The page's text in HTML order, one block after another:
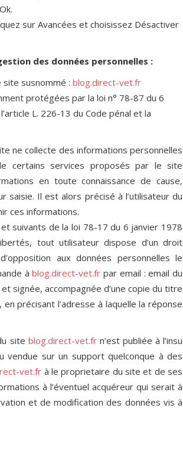
sur Avancées et choisissez Désactiver
des données personnelles :
susnommé : blog.direct-vet.fr
protégées par la loi n° 78-87 du 6
L. 226-13 du Code pénal et la
ne collecte des informations personnelles
certains services proposés par le site
en toute connaissance de cause,
saisie. Il est alors précisé à l’utilisateur du
ces informations.
suivants de la loi 78-17 du 6 janvier 1978
tout utilisateur dispose d’un droit
aux données personnelles le
àblog.direct-vet.fr par email : email du
signée, accompagnée d’une copie du titre
précisant l’adresse à laquelle la réponse
site blog.direct-vet.frn’est publiée à l’insu
vendue sur un support quelconque à des
vet.fr à le proprietaire du site et de ses
à l’éventuel acquéreur qui serait à
et de modification des données vis à